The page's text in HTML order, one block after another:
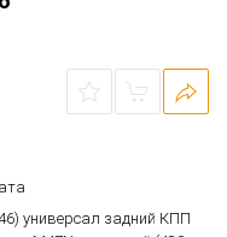
универсал задний КПП